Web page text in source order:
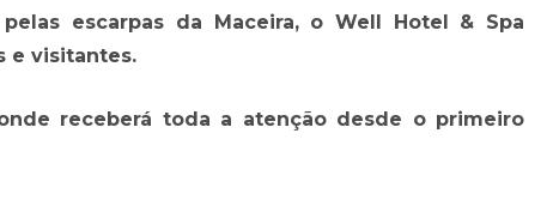
escarpas da Maceira, o Well Hotel & Spa
e visitantes.
receberá toda a atenção desde o primeiro